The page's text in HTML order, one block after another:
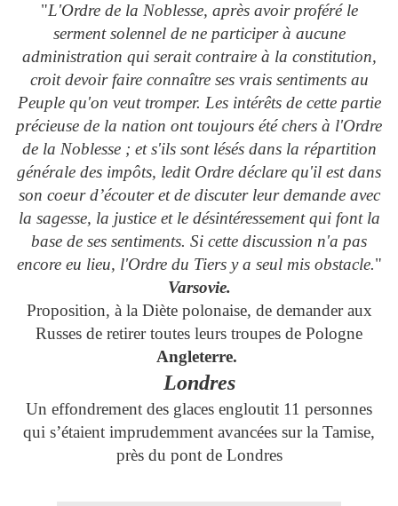
"L'Ordre de la Noblesse, après avoir proféré le
serment solennel de ne participer à aucune
administration qui serait contraire à la constitution,
croit devoir faire connaître ses vrais sentiments au
Peuple qu'on veut tromper. Les intérêts de cette partie
précieuse de la nation ont toujours été chers à l'Ordre
de la Noblesse ; et s'ils sont lésés dans la répartition
générale des impôts, ledit Ordre déclare qu'il est dans
son coeur d’écouter et de discuter leur demande avec
la sagesse, la justice et le désintéressement qui font la
base de ses sentiments. Si cette discussion n'a pas
encore eu lieu, l'Ordre du Tiers y a seul mis obstacle."
Varsovie.
Proposition, à la Diète polonaise, de demander aux
Russes de retirer toutes leurs troupes de Pologne
Angleterre.
Londres
Un effondrement des glaces engloutit 11 personnes
qui s’étaient imprudemment avancées sur la Tamise,
près du pont de Londres